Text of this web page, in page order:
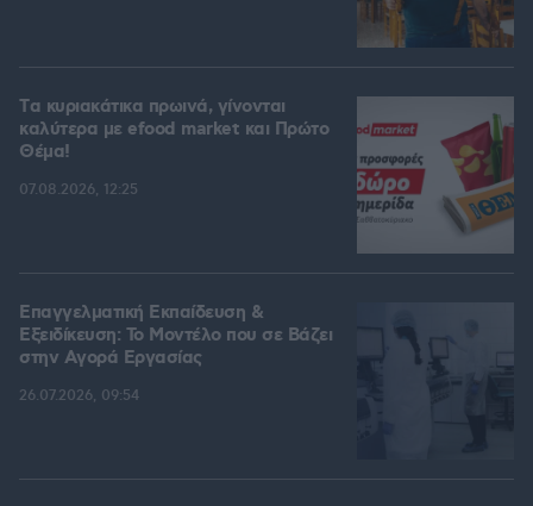
Tα κυριακάτικα πρωινά, γίνονται
καλύτερα με efood market και Πρώτο
Θέμα!
07.08.2026, 12:25
Επαγγελματική Εκπαίδευση &
Εξειδίκευση: Το Mοντέλο που σε Bάζει
στην Aγορά Eργασίας
26.07.2026, 09:54